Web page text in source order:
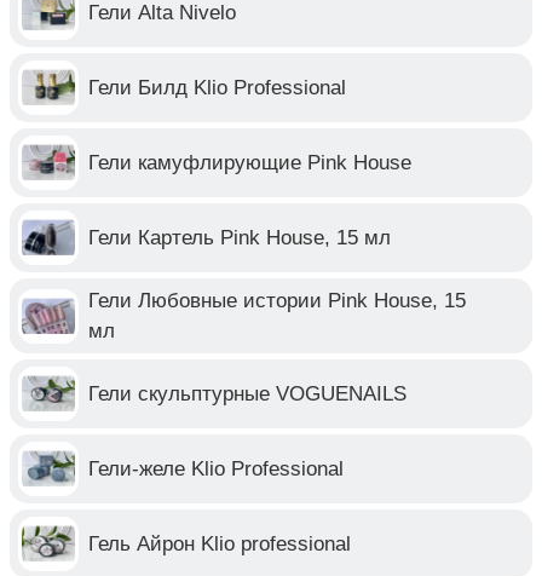
Гели Alta Nivelo
Гели Билд Klio Professional
Гели камуфлирующие Pink House
Гели Картель Pink House, 15 мл
Гели Любовные истории Pink House, 15
мл
Гели скульптурные VOGUENAILS
Гели-желе Klio Professional
Гель Айрон Klio professional